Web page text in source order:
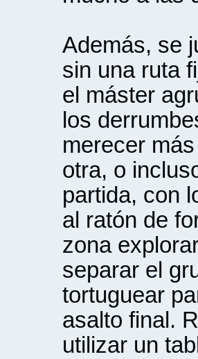
Además, se
sin una ruta
el máster
los
merecer
otra, o
partida, con
al ratón de
zona
separar el
tortuguear
asalto final.
utilizar un